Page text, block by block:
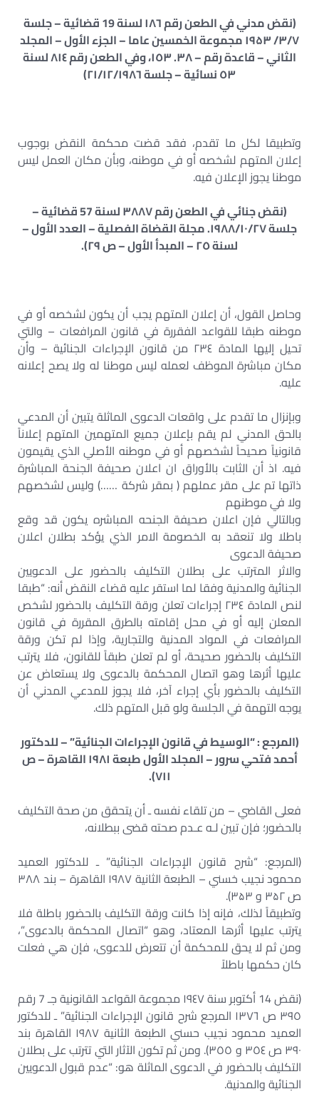
(نقض مدني في الطعن رقم ١٨٦ لسنة 19 قضائية – جلسة
۳/٧/ ۱۹۵۳ مجموعة الخمسين عاما – الجزء الأول – المجلد
الثاني – قاعدة رقم – ۳٨. ١٥٣، وفي الطعن رقم ٨١٤ لسنة
٥٣ نسائية – جلسة ٢١/١٢/١٩٨٦)
وتطبيقا لكل ما تقدم، فقد قضت محكمة النقض بوجوب
إعلان المتهم لشخصه أو في موطنه، وبأن مكان العمل ليس
موطنا يجوز الإعلان فيه.
(نقض جنائي في الطعن رقم ٣٨٨٧ لسنة 57 قضائية –
جلسة ۱۹۸۸/۱٠/٢٧. مجلة القضاة الفصلية – العدد الأول –
لسنة ٢٥ – المبدأ الأول – ص ٢٩).
وحاصل القول، أن إعلان المتهم يجب أن يكون لشخصه أو في
موطنه طبقا للقواعد الفقررة في قانون المرافعات – والتي
تحيل إليها المادة ٢٣٤ من قانون الإجراءات الجنائية – وأن
مكان مباشرة الموظف لعمله ليس موطنا له ولا يصح إعلانه
عليه.
وبإنزال ما تقدم على واقعات الدعوى الماثلة يتبين أن المدعي
بالحق المدني لم يقم بإعلان جميع المتهمين المتهم إعلاناً
قانونياً صحيحاً لشخصهم أو في موطنه الأصلي الذي يقيمون
فيه. اذ أن الثابت بالأوراق ان اعلان صحيفة الجنحة المباشرة
ذاتها تم على مقر عملهم ( بمقر شركة ……) وليس لشخصهم
ولا في موطنهم
وبالتالي فإن اعلان صحيفة الجنحه المباشره يكون قد وقع
باطلا ولا تنعقد به الخصومة الامر الذي يؤكد بطلان اعلان
صحيفة الدعوى
والاثر المترتب على بطلان التكليف بالحضور على الدعويين
الجنائية والمدنية وفقا لما استقر عليه قضاء النقض أنه: “طبقا
لنص المادة ٢٣٤ إجراءات تعلن ورقة التكليف بالحضور لشخص
المعلن إليه أو في محل إقامته بالطرق المقررة في قانون
المرافعات في المواد المدنية والتجارية، وإذا لم تكن ورقة
التكليف بالحضور صحيحة، أو لم تعلن طبقاً للقانون، فلا يترتب
عليها أثرها وهو اتصال المحكمة بالدعوى ولا يستعاض عن
التكليف بالحضور بأي إجراء آخر، فلا يجوز للمدعي المدني أن
يوجه التهمة في الجلسة ولو قبل المتهم ذلك.
(المرجع : “الوسيط في قانون الإجراءات الجنائية” – للدكتور
أحمد فتحي سرور – المجلد الأول طبعة ١٩٨١ القاهرة – ص
۷۱۱).
فعلى القاضي – من تلقاء نفسه ـ أن يتحقق من صحة التكليف
بالحضور؛ فإن تبين لـه عـدم صحته قضى ببطلانه،
(المرجع: “شرح قانون الإجراءات الجنائية” ـ للدكتور العميد
محمود نجيب خسني – الطبعة الثانية ١٩٨٧ القاهرة – بند ٣٨٨
ص ۳۵۲ و ۳۵۳).
وتطبيقاً لذلك، فإنه إذا كانت ورقة التكليف بالحضور باطلة فلا
يترتب عليها أثرها المعتاد، وهو “اتصال المحكمة بالدعوى”،
ومن ثم لا يحق للمحكمة أن تتعرض للدعوى، فإن هي فعلت
كان حكمها باطلاً
(نقض 14 أكتوبر سنة ١٩٤٧ مجموعة القواعد القانونية جـ 7 رقم
٣٩٥ ص ١٣٧٦ المرجع شرح قانون الإجراءات الجنائية” ـ للدكتور
العميد محمود نجيب حسني الطبعة الثانية ١٩٨٧ القاهرة بند
۳۹۰ ص ٣٥٤ و ٣٥٥). ومن ثم تكون الآثار التي تترتب على بطلان
التكليف بالحضور في الدعوى الماثلة هو: “عدم قبول الدعويين
الجنائية والمدنية.